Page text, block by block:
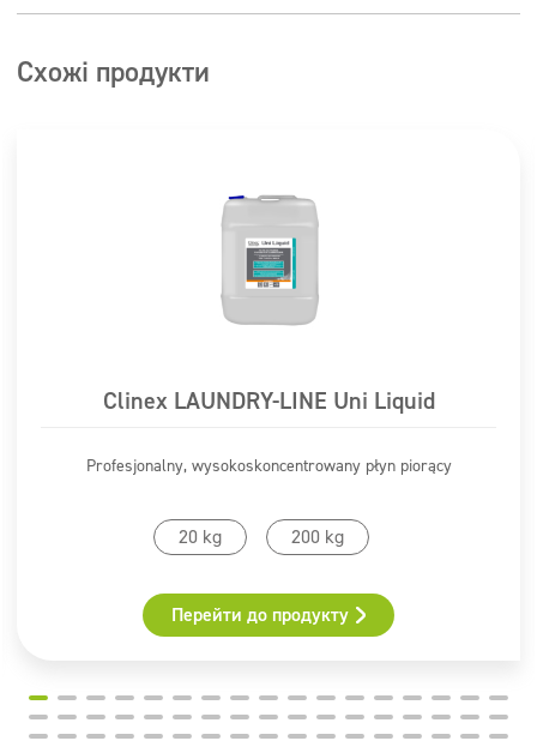
Схожі продукти
Clinex LAUNDRY-LINE Uni Liquid
Profesjonalny, wysokoskoncentrowany płyn piorący
20 kg 200 kg
Перейти до продукту